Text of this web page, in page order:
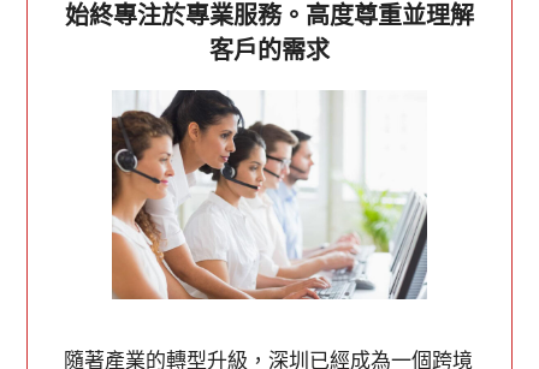
始終專注於專業服務。高度尊重並理解
客戶的需求
隨著產業的轉型升級，深圳已經成為一個跨境